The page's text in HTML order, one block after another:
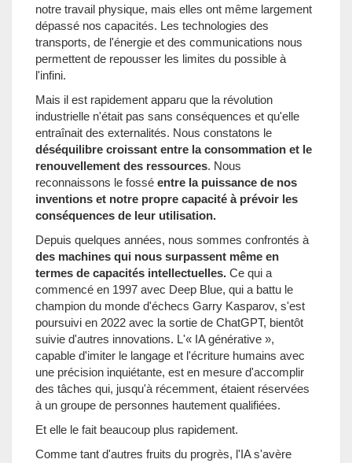
notre travail physique, mais elles ont même largement
dépassé nos capacités. Les technologies des
transports, de l'énergie et des communications nous
permettent de repousser les limites du possible à
l'infini.
Mais il est rapidement apparu que la révolution
industrielle n'était pas sans conséquences et qu'elle
entraînait des externalités. Nous constatons le
déséquilibre croissant entre la consommation et le
renouvellement des ressources. Nous
reconnaissons le fossé entre la puissance de nos
inventions et notre propre capacité à prévoir les
conséquences de leur utilisation.
Depuis quelques années, nous sommes confrontés à
des machines qui nous surpassent même en
termes de capacités intellectuelles. Ce qui a
commencé en 1997 avec Deep Blue, qui a battu le
champion du monde d'échecs Garry Kasparov, s'est
poursuivi en 2022 avec la sortie de ChatGPT, bientôt
suivie d'autres innovations. L'« IA générative »,
capable d'imiter le langage et l'écriture humains avec
une précision inquiétante, est en mesure d'accomplir
des tâches qui, jusqu'à récemment, étaient réservées
à un groupe de personnes hautement qualifiées.
Et elle le fait beaucoup plus rapidement.
Comme tant d'autres fruits du progrès, l'IA s'avère